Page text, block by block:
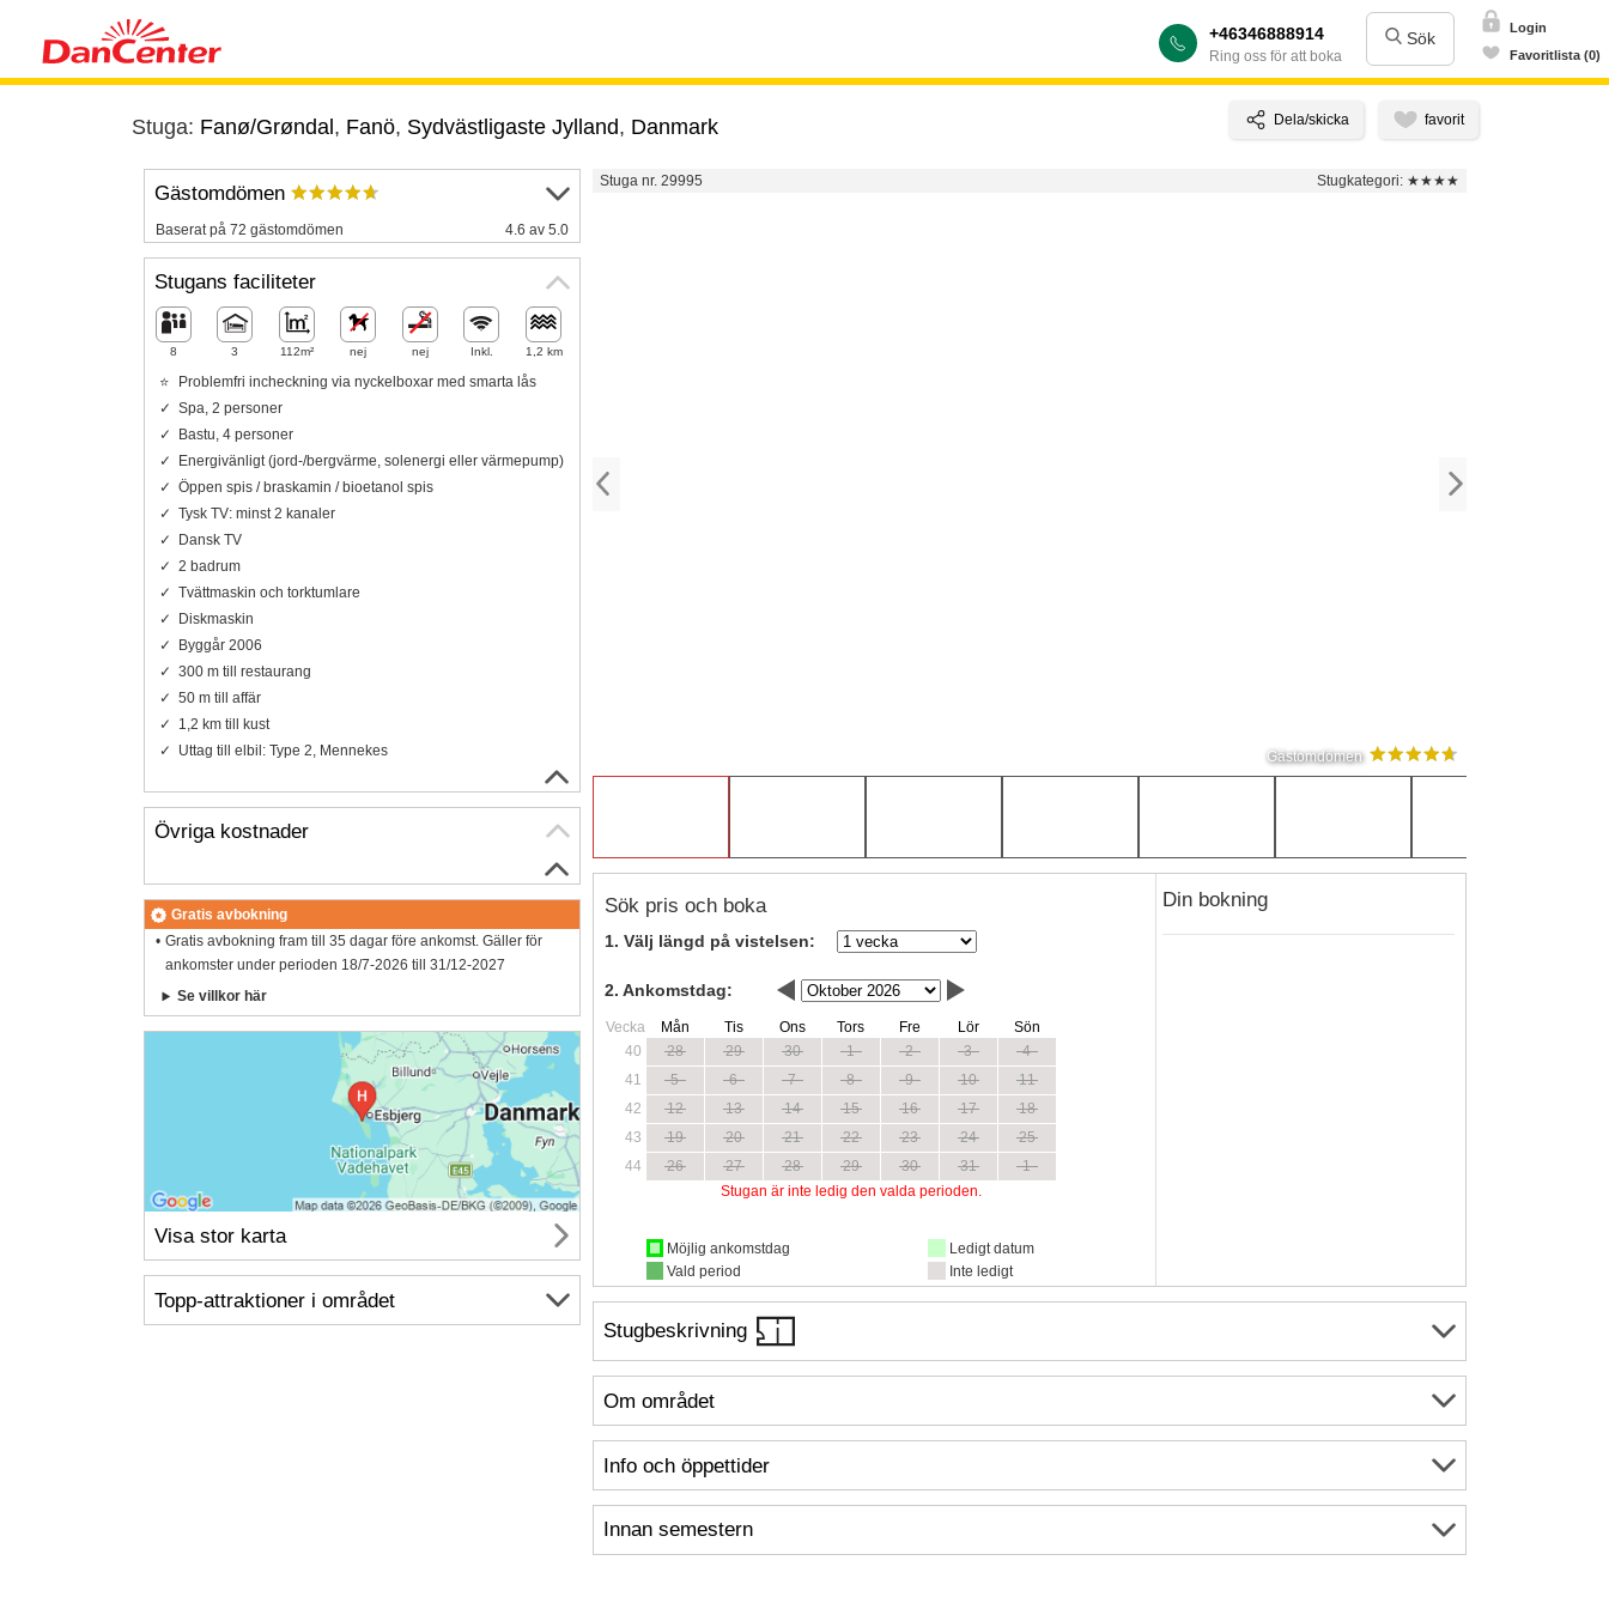
+46346888914
Ring oss för att boka
Sök
Login
Favoritlista (0)
Stuga: Fanø/Grøndal , Fanö, Sydvästligaste Jylland, Danmark
Stuga nr. 29995 Stugkategori: ★★★★
Gästomdömen
Sök pris och boka
1. Välj längd på vistelsen:
2. Ankomstdag:
Vecka Mån Tis Ons Tors Fre Lör
Sön
40
28 29 30 1 2 3
4
41
5 6 7 8 9 10
11
42
12 13 14 15 16 17
18
43
19 20 21 22 23 24
25
44
26 27 28 29 30 31
1
Stugan är inte ledig den valda perioden.
Möjlig ankomstdag
Vald period
Ledigt datum
Inte ledigt
Din bokning
Stugbeskrivning
Om området
Info och öppettider
Innan semestern
Gästomdömen
Baserat på 72 gästomdömen 4.6 av 5.0
Stugans faciliteter
8 3 112m² nej nej Inkl. 1,2 km
Problemfri incheckning via nyckelboxar med smarta lås
Spa, 2 personer
Bastu, 4 personer
Energivänligt (jord-/bergvärme, solenergi eller värmepump)
Öppen spis / braskamin / bioetanol spis
Tysk TV: minst 2 kanaler
Dansk TV
2 badrum
Tvättmaskin och torktumlare
Diskmaskin
Byggår 2006
300 m till restaurang
50 m till affär
1,2 km till kust
Uttag till elbil: Type 2, Mennekes
Övriga kostnader
Gratis avbokning
Gratis avbokning fram till 35 dagar före ankomst. Gäller för
ankomster under perioden 18/7-2026 till 31/12-2027
Se villkor här
Visa stor karta
Topp-attraktioner i området